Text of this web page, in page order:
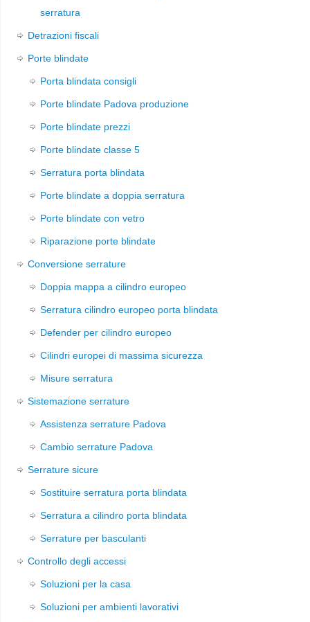
serratura
Detrazioni fiscali
Porte blindate
Porta blindata consigli
Porte blindate Padova produzione
Porte blindate prezzi
Porte blindate classe 5
Serratura porta blindata
Porte blindate a doppia serratura
Porte blindate con vetro
Riparazione porte blindate
Conversione serrature
Doppia mappa a cilindro europeo
Serratura cilindro europeo porta blindata
Defender per cilindro europeo
Cilindri europei di massima sicurezza
Misure serratura
Sistemazione serrature
Assistenza serrature Padova
Cambio serrature Padova
Serrature sicure
Sostituire serratura porta blindata
Serratura a cilindro porta blindata
Serrature per basculanti
Controllo degli accessi
Soluzioni per la casa
Soluzioni per ambienti lavorativi